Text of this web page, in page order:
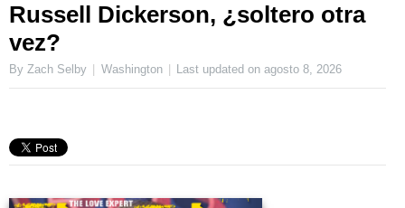
Russell Dickerson, ¿soltero otra
vez?
By Zach Selby Washington Last updated onagosto 8, 2026